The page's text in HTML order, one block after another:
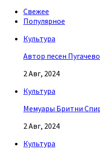
Свежее
Популярное
Культура
Автор песен
2 Авг, 2024
Культура
Мемуары Бритни
2 Авг, 2024
Культура